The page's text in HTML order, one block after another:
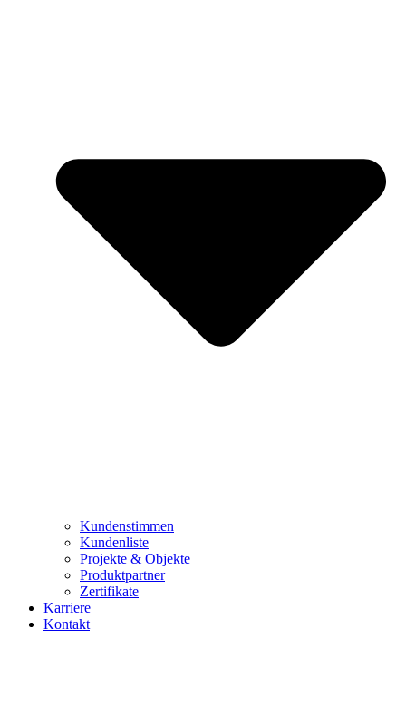
Kundenstimmen
Kundenliste
Projekte & Objekte
Produktpartner
Zertifikate
Karriere
Kontakt